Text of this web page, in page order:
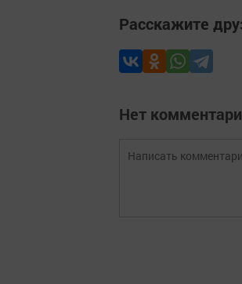
Расскажите
Нет